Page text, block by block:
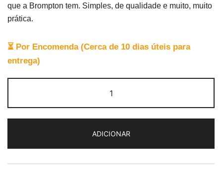
que a Brompton tem. Simples, de qualidade e muito, muito
prática.
⏳ Por Encomenda (Cerca de 10 dias úteis para
entrega)
de
Brompton
City
Bag
M
ADICIONAR